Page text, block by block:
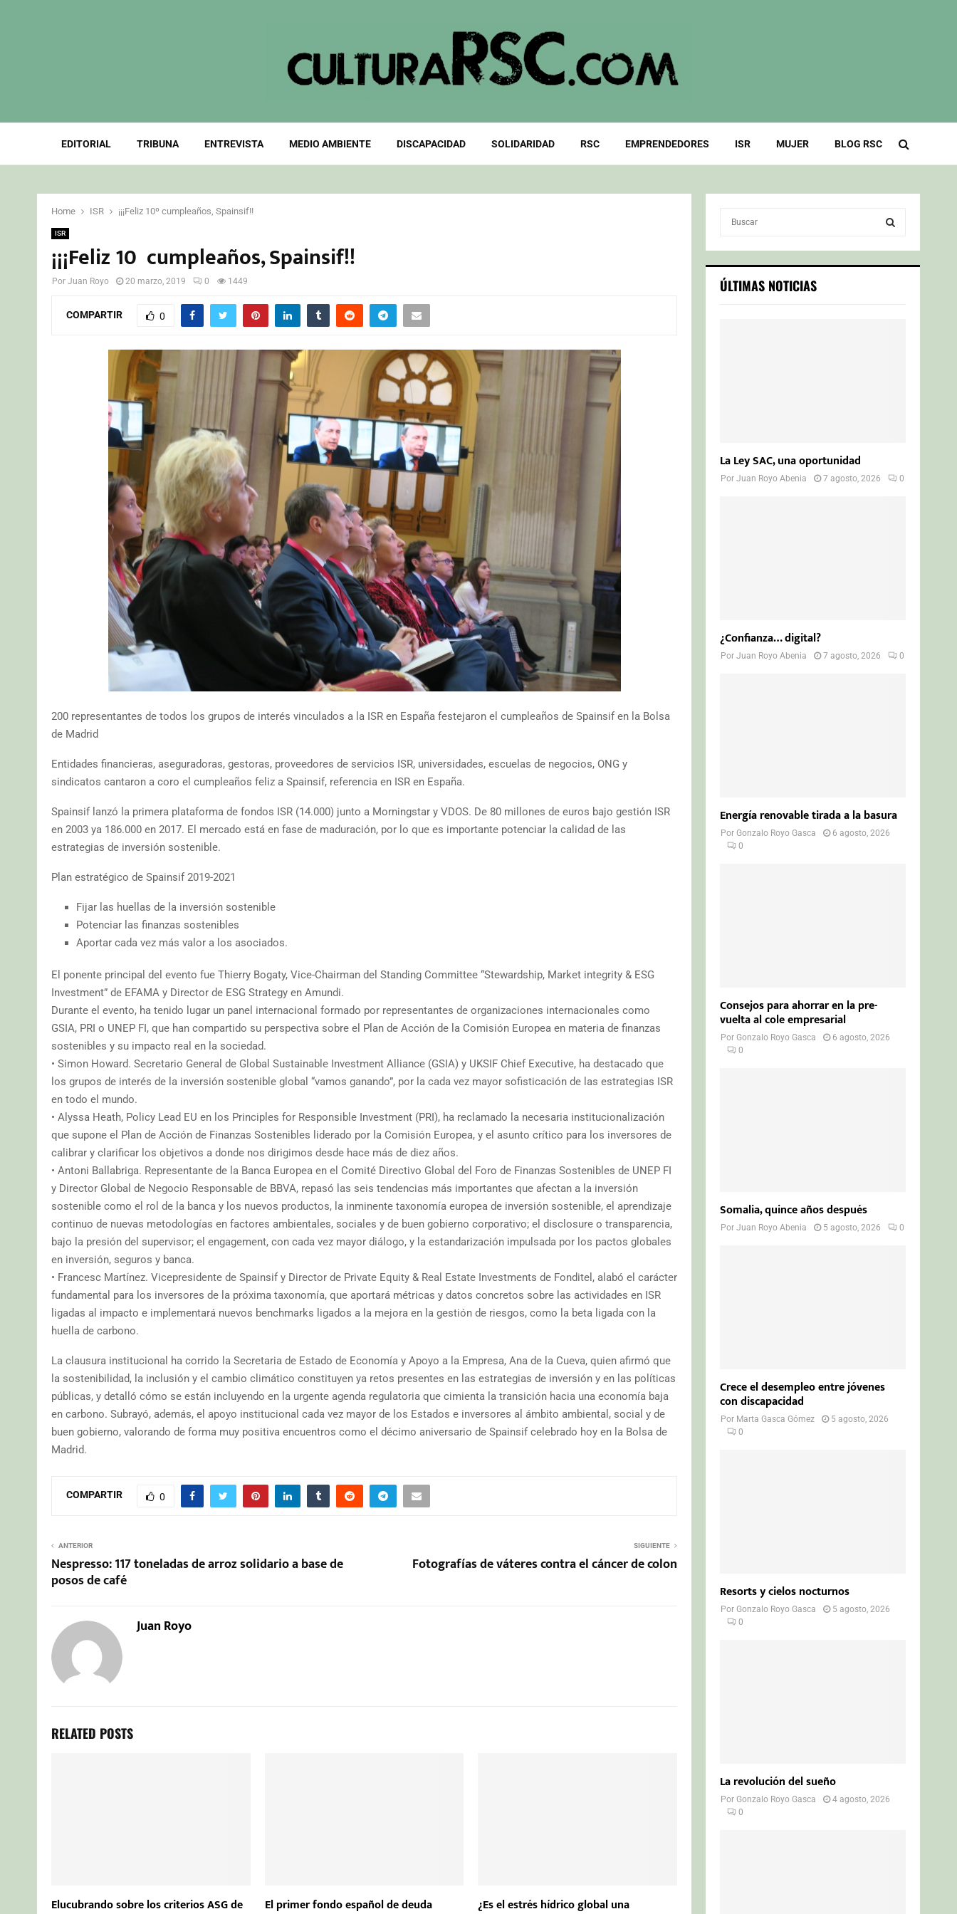
EDITORIAL TRIBUNA ENTREVISTA MEDIO AMBIENTE DISCAPACIDAD SOLIDARIDAD RSC EMPRENDEDORES ISR MUJER BLOG RSC
Home ISR ¡¡¡Feliz 10º cumpleaños, Spainsif!!
ISR
¡¡¡Feliz 10º cumpleaños, Spainsif!!
Por Juan Royo 20 marzo, 2019 0 1449
COMPARTIR 0
200 representantes de todos los grupos de interés vinculados a la ISR en España festejaron el cumpleaños de Spainsif en la Bolsa
de Madrid
Entidades financieras, aseguradoras, gestoras, proveedores de servicios ISR, universidades, escuelas de negocios, ONG y
sindicatos cantaron a coro el cumpleaños feliz a Spainsif, referencia en ISR en España.
Spainsif lanzó la primera plataforma de fondos ISR (14.000) junto a Morningstar y VDOS. De 80 millones de euros bajo gestión ISR
en 2003 ya 186.000 en 2017. El mercado está en fase de maduración, por lo que es importante potenciar la calidad de las
estrategias de inversión sostenible.
Plan estratégico de Spainsif 2019-2021
Fijar las huellas de la inversión sostenible
Potenciar las finanzas sostenibles
Aportar cada vez más valor a los asociados.
El ponente principal del evento fue Thierry Bogaty, Vice-Chairman del Standing Committee “Stewardship, Market integrity & ESG
Investment” de EFAMA y Director de ESG Strategy en Amundi.
Durante el evento, ha tenido lugar un panel internacional formado por representantes de organizaciones internacionales como
GSIA, PRI o UNEP FI, que han compartido su perspectiva sobre el Plan de Acción de la Comisión Europea en materia de finanzas
sostenibles y su impacto real en la sociedad.
• Simon Howard. Secretario General de Global Sustainable Investment Alliance (GSIA) y UKSIF Chief Executive, ha destacado que
los grupos de interés de la inversión sostenible global “vamos ganando”, por la cada vez mayor sofisticación de las estrategias ISR
en todo el mundo.
• Alyssa Heath, Policy Lead EU en los Principles for Responsible Investment (PRI), ha reclamado la necesaria institucionalización
que supone el Plan de Acción de Finanzas Sostenibles liderado por la Comisión Europea, y el asunto crítico para los inversores de
calibrar y clarificar los objetivos a donde nos dirigimos desde hace más de diez años.
• Antoni Ballabriga. Representante de la Banca Europea en el Comité Directivo Global del Foro de Finanzas Sostenibles de UNEP FI
y Director Global de Negocio Responsable de BBVA, repasó las seis tendencias más importantes que afectan a la inversión
sostenible como el rol de la banca y los nuevos productos, la inminente taxonomía europea de inversión sostenible, el aprendizaje
continuo de nuevas metodologías en factores ambientales, sociales y de buen gobierno corporativo; el disclosure o transparencia,
bajo la presión del supervisor; el engagement, con cada vez mayor diálogo, y la estandarización impulsada por los pactos globales
en inversión, seguros y banca.
• Francesc Martínez. Vicepresidente de Spainsif y Director de Private Equity & Real Estate Investments de Fonditel, alabó el carácter
fundamental para los inversores de la próxima taxonomía, que aportará métricas y datos concretos sobre las actividades en ISR
ligadas al impacto e implementará nuevos benchmarks ligados a la mejora en la gestión de riesgos, como la beta ligada con la
huella de carbono.
La clausura institucional ha corrido la Secretaria de Estado de Economía y Apoyo a la Empresa, Ana de la Cueva, quien afirmó que
la sostenibilidad, la inclusión y el cambio climático constituyen ya retos presentes en las estrategias de inversión y en las políticas
públicas, y detalló cómo se están incluyendo en la urgente agenda regulatoria que cimienta la transición hacia una economía baja
en carbono. Subrayó, además, el apoyo institucional cada vez mayor de los Estados e inversores al ámbito ambiental, social y de
buen gobierno, valorando de forma muy positiva encuentros como el décimo aniversario de Spainsif celebrado hoy en la Bolsa de
Madrid.
COMPARTIR 0
ANTERIOR
Nespresso: 117 toneladas de arroz solidario a base de
posos de café
SIGUIENTE
Fotografías de váteres contra el cáncer de colon
Juan Royo
RELATED POSTS
Elucubrando sobre los criterios ASG de El primer fondo español de deuda ¿Es el estrés hídrico global una
c
h
S
ÚLTIMAS NOTICIAS
La Ley SAC, una oportunidad
PorJuan Royo Abenia 7 agosto, 2026 0
¿Confianza… digital?
PorJuan Royo Abenia 7 agosto, 2026 0
Energía renovable tirada a la basura
PorGonzalo Royo Gasca
6 agosto, 2026
0
Consejos para ahorrar en la pre-
vuelta al cole empresarial
PorGonzalo Royo Gasca
6 agosto, 2026
0
Somalia, quince años después
PorJuan Royo Abenia 5 agosto, 2026 0
Crece el desempleo entre jóvenes
con discapacidad
Por Marta Gasca Gómez
5 agosto, 2026
0
Resorts y cielos nocturnos
PorGonzalo Royo Gasca
5 agosto, 2026
0
La revolución del sueño
PorGonzalo Royo Gasca
4 agosto, 2026
0